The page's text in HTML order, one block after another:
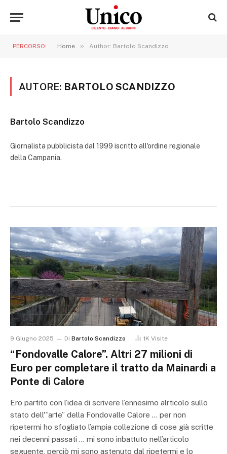
PERCORSO: Home » Author: Bartolo Scandizzo
AUTORE: BARTOLO SCANDIZZO
Bartolo Scandizzo
Giornalista pubblicista dal 1999 iscritto all'ordine regionale
della Campania.
9 Giugno 2025 Di Bartolo Scandizzo 1K Visite
“Fondovalle Calore”. Altri 27 milioni di
Euro per completare il tratto da Mainardi a
Ponte di Calore
Ero partito con l’idea di scrivere l’ennesimo alrticolo sullo
stato dell'”arte” della Fondovalle Calore … per non
ripetermi ho sfogliato l’ampia collezione di cose già scritte
nei decenni passati … mi sono inbattuto nell’articolo
seguente, perciò mi sono astenuto dal ripetermi e lo